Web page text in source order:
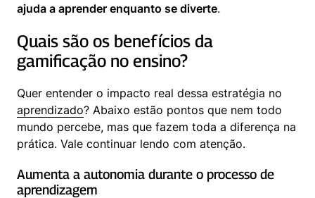
ajuda a aprender enquanto se diverte.
Quais são os benefícios da
gamificação no ensino?
aprendizado? Abaixo estão pontos que nem todo
mundo percebe, mas que fazem toda a diferença na
prática. Vale continuar lendo com atenção.
Aumenta a autonomia durante o processo de
aprendizagem